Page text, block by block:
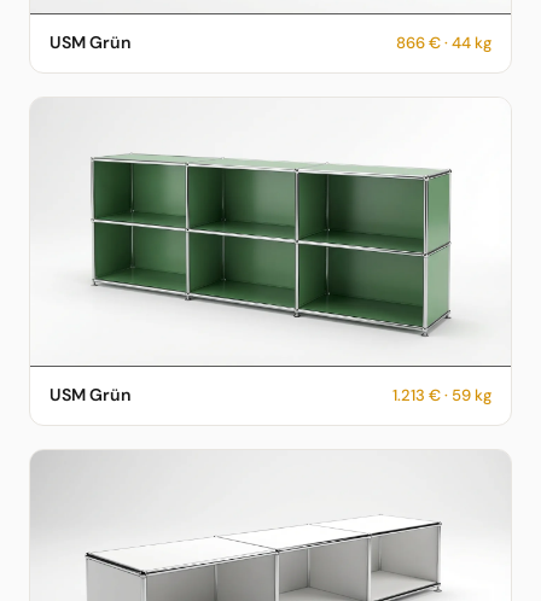
USM Haller Sideboard in USM Grün – 866 € – 44 kg –
fotorealistische KI-Vorschau
USM Grün 866 € · 44 kg
USM Haller Sideboard in USM Grün – 1.213 € – 59 kg –
fotorealistische KI-Vorschau
USM Grün 1.213 € · 59 kg